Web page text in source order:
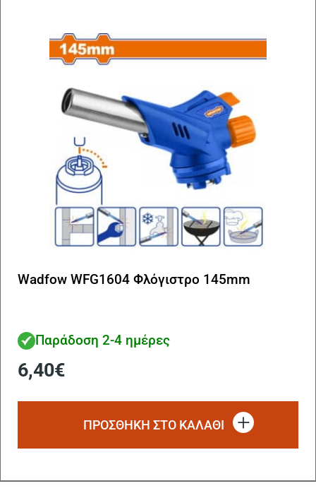
Wadfow WFG1604 Φλόγιστρο 145mm
Παράδοση 2-4 ημέρες
6,40€
ΠΡΟΣΘΗΚΗ ΣΤΟ ΚΑΛΑΘΙ